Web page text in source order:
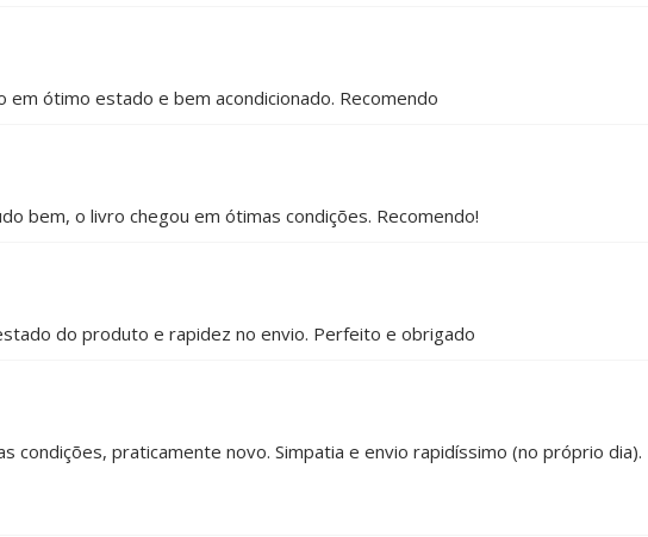
em ótimo estado e bem acondicionado. Recomendo
bem, o livro chegou em ótimas condições. Recomendo!
do produto e rapidez no envio. Perfeito e obrigado
condições, praticamente novo. Simpatia e envio rapidíssimo (no próprio dia).